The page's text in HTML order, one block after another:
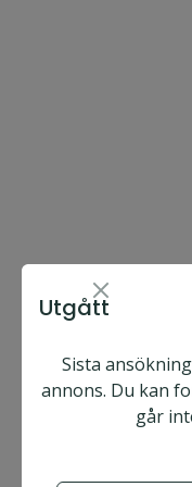
Utgått
Sista
annons. Du kan
går